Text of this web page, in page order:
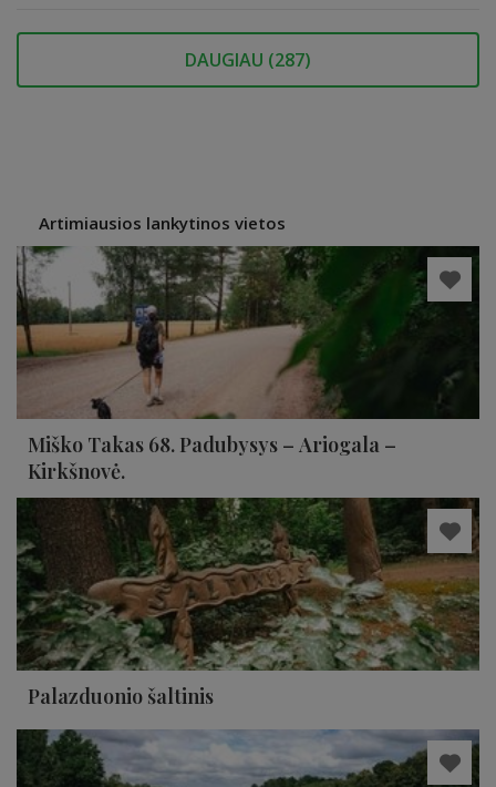
DAUGIAU (287)
Artimiausios lankytinos vietos
Miško Takas 68. Padubysys – Ariogala –
Kirkšnovė.
Palazduonio šaltinis